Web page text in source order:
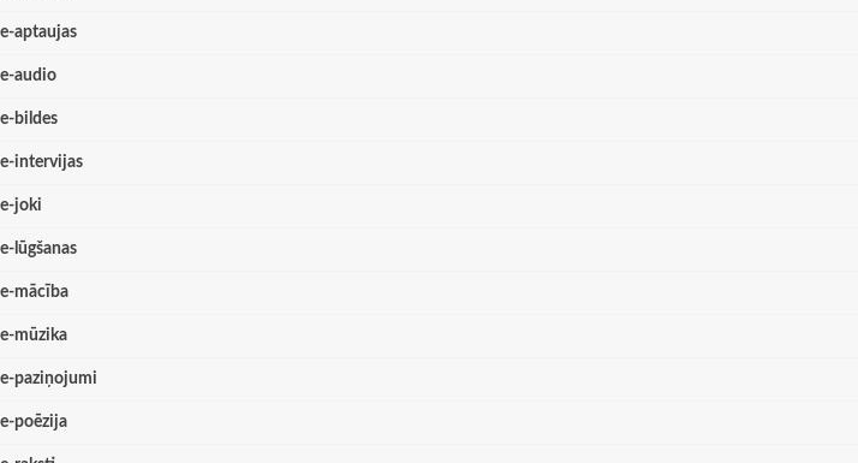
e-aptaujas
e-audio
e-bildes
e-intervijas
e-joki
e-lūgšanas
e-mācība
e-mūzika
e-paziņojumi
e-poēzija